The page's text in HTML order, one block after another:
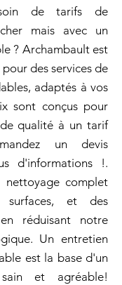
de tarifs de
mais avec un
? Archambault est
des services de
adaptés à vos
sont conçus pour
qualité à un tarif
un devis
d'informations !.
nettoyage complet
et des
réduisant notre
Un entretien
est la base d'un
sain et agréable!